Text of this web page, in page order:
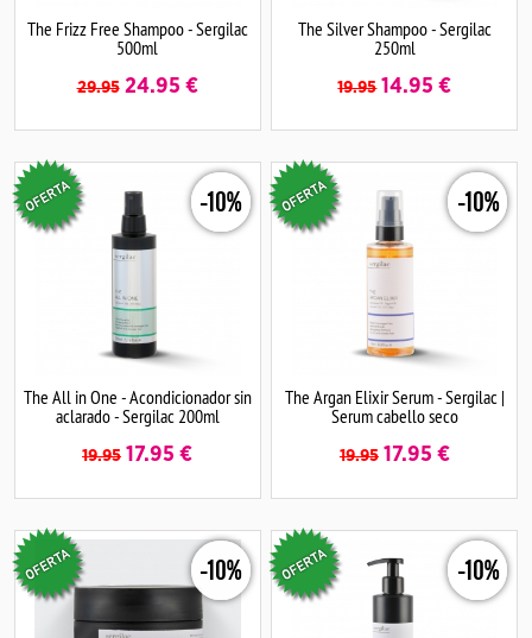
The Frizz Free Shampoo - Sergilac
500ml
29.95 24.95 €
The Silver Shampoo - Sergilac
250ml
19.95 14.95 €
-10%
The All in One - Acondicionador sin
aclarado - Sergilac 200ml
19.95 17.95 €
-10%
The Argan Elixir Serum - Sergilac |
Serum cabello seco
19.95 17.95 €
-10% -10%